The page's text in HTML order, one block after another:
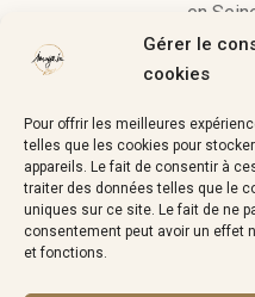
Gérer le
cookies
Pour offrir les meilleures
telles que les cookies pour
appareils. Le fait de consentir à
traiter des données telles que le
uniques sur ce site. Le fait de ne
consentement peut avoir un effet
et fonctions.
en
« Si une